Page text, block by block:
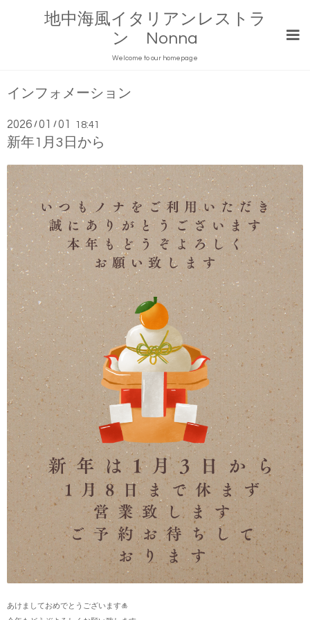
地中海風イタリアンレストラ
ン Nonna
Welcome to our homepage
インフォメーション
2026 /01 /01 18:41
新年1月3日から
あけましておめでとうございます🎍